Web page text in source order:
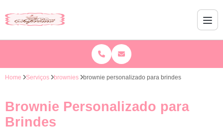
Home Serviços brownies brownie personalizado para brindes
Brownie Personalizado para
Brindes